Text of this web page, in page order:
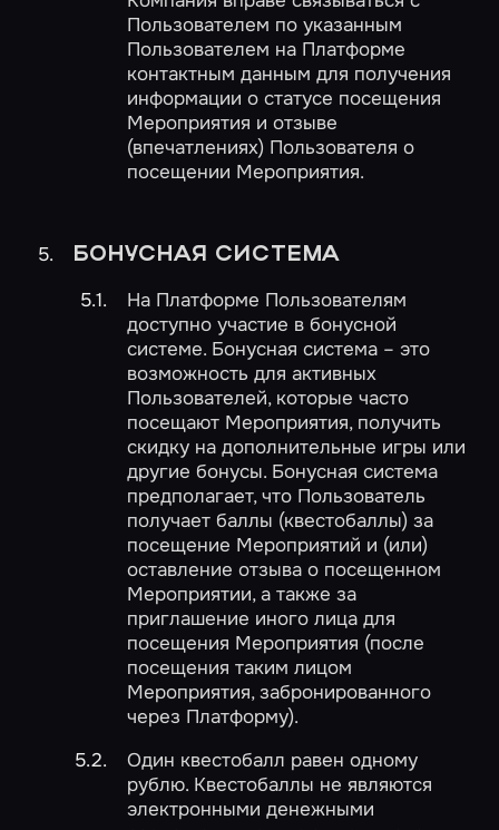
Пользователем по указанным
Пользователем на Платформе
контактным данным для получения
информации о статусе посещения
Мероприятия и отзыве
(впечатлениях) Пользователя о
посещении Мероприятия.
БОНУСНАЯ СИСТЕМА
На Платформе Пользователям
доступно участие в бонусной
системе. Бонусная система – это
возможность для активных
Пользователей, которые часто
посещают Мероприятия, получить
скидку на дополнительные игры или
другие бонусы. Бонусная система
предполагает, что Пользователь
получает баллы (квестобаллы) за
посещение Мероприятий и (или)
оставление отзыва о посещенном
Мероприятии, а также за
приглашение иного лица для
посещения Мероприятия (после
посещения таким лицом
Мероприятия, забронированного
через Платформу).
Один квестобалл равен одному
рублю. Квестобаллы не являются
электронными денежными